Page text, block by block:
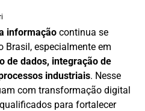
informação continua se
Brasil, especialmente em
de dados, integração de
industriais. Nesse
com transformação digital
para fortalecer